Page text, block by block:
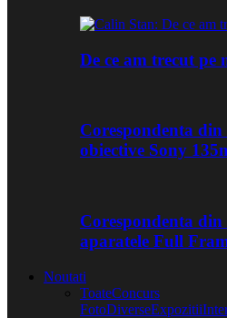
De ce am trecut pe
Corespondenta
obiective Sony
Corespondenta
aparatele Full
Noutati
ToateConcurs
FotoDiverseExpozitii